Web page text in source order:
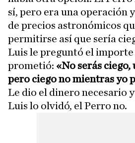
sí, pero era una operación
de precios astronómicos
permitirse así que sería
Luis le preguntó el importe
prometió: «No serás
pero ciego no mientras yo
Le dio el dinero necesario
Luis lo olvidó, el Perro no.